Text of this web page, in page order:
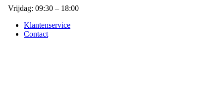
Vrijdag: 09:30 – 18:00
Klantenservice
Contact